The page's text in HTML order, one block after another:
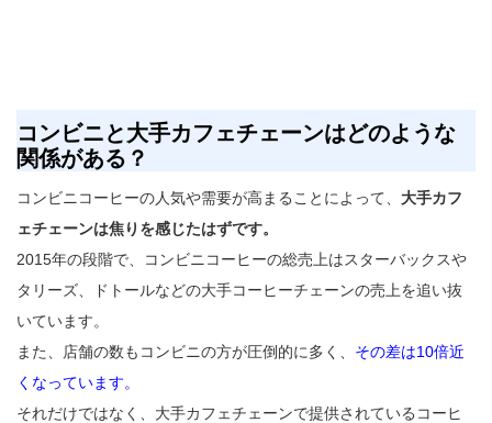
コンビニと大手カフェチェーンはどのような
関係がある？
コンビニコーヒーの人気や需要が高まることによって、 大手カフ
ェチェーンは焦りを感じたはずです。
2015年の段階で、コンビニコーヒーの総売上はスターバックスや
タリーズ、ドトールなどの大手コーヒーチェーンの売上を追い抜
いています。
また、店舗の数もコンビニの方が圧倒的に多く、 その差は10倍近
くなっています。
それだけではなく、大手カフェチェーンで提供されているコーヒ